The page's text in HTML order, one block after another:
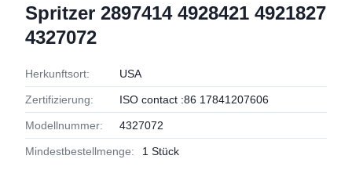
Spritzer 2897414 4928421 4921827
4327072
Herkunftsort: USA
Zertifizierung: ISO contact :86 17841207606
Modellnummer: 4327072
Mindestbestellmenge: 1 Stück